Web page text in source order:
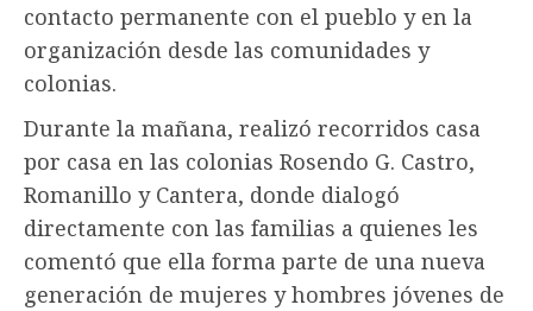
contacto permanente con el pueblo y en la
organización desde las comunidades y
colonias.
Durante la mañana, realizó recorridos casa
por casa en las colonias Rosendo G. Castro,
Romanillo y Cantera, donde dialogó
directamente con las familias a quienes les
comentó que ella forma parte de una nueva
generación de mujeres y hombres jóvenes de